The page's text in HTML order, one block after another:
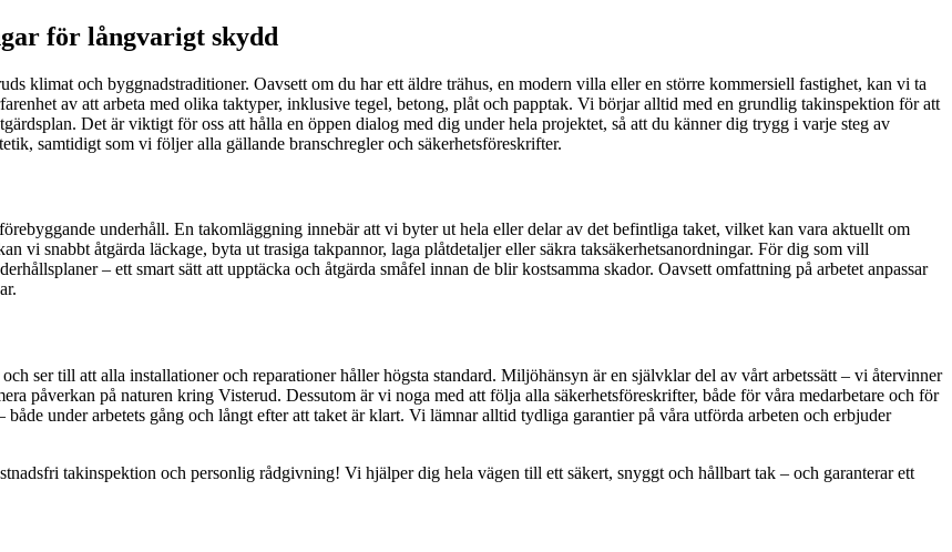
för långvarigt skydd
klimat och byggnadstraditioner. Oavsett om du har ett äldre trähus, en modern villa eller en större kommersiell fastighet, kan vi ta
av att arbeta med olika taktyper, inklusive tegel, betong, plåt och papptak. Vi börjar alltid med en grundlig takinspektion för att
Det är viktigt för oss att hålla en öppen dialog med dig under hela projektet, så att du känner dig trygg i varje steg av
samtidigt som vi följer alla gällande branschregler och säkerhetsföreskrifter.
underhåll. En takomläggning innebär att vi byter ut hela eller delar av det befintliga taket, vilket kan vara aktuellt om
vi snabbt åtgärda läckage, byta ut trasiga takpannor, laga plåtdetaljer eller säkra taksäkerhetsanordningar. För dig som vill
– ett smart sätt att upptäcka och åtgärda småfel innan de blir kostsamma skador. Oavsett omfattning på arbetet anpassar
ser till att alla installationer och reparationer håller högsta standard. Miljöhänsyn är en självklar del av vårt arbetssätt – vi återvinner
påverkan på naturen kring Visterud. Dessutom är vi noga med att följa alla säkerhetsföreskrifter, både för våra medarbetare och för
under arbetets gång och långt efter att taket är klart. Vi lämnar alltid tydliga garantier på våra utförda arbeten och erbjuder
takinspektion och personlig rådgivning! Vi hjälper dig hela vägen till ett säkert, snyggt och hållbart tak – och garanterar ett